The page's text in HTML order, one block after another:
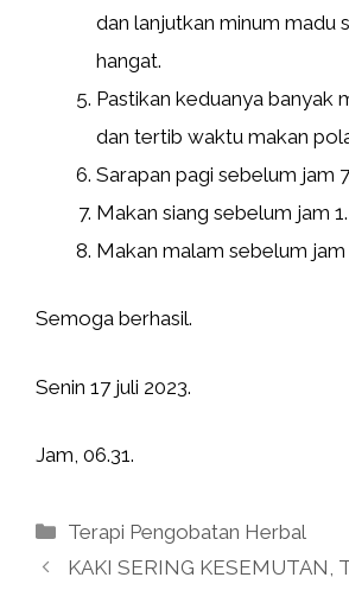
dan lanjutkan minum madu
hangat.
Pastikan keduanya banyak
dan tertib waktu makan
Sarapan pagi sebelum jam
Makan siang sebelum jam 1.
Makan malam sebelum jam
Semoga berhasil.
Senin 17 juli 2023.
Jam, 06.31.
Kategori
Terapi Pengobatan Herbal
KAKI SERING KESEMUTAN,